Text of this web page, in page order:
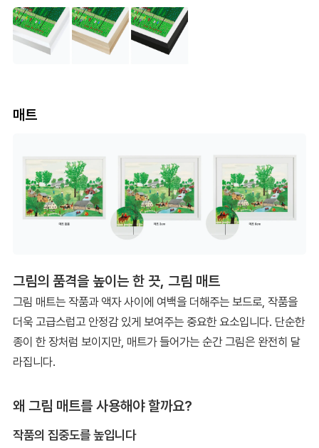
매트
그림의 품격을 높이는 한 끗, 그림 매트
그림 매트는 작품과 액자 사이에 여백을 더해주는 보드로, 작품을
더욱 고급스럽고 안정감 있게 보여주는 중요한 요소입니다. 단순한
종이 한 장처럼 보이지만, 매트가 들어가는 순간 그림은 완전히 달
라집니다.
왜 그림 매트를 사용해야 할까요?
작품의 집중도를 높입니다